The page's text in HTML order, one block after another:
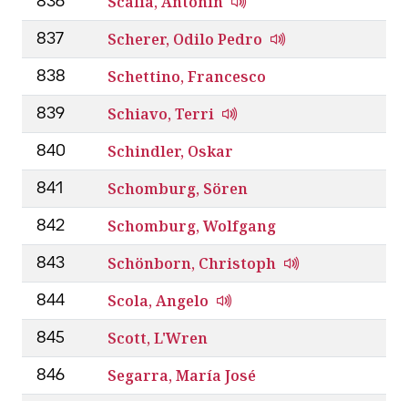
837 Scherer, Odilo Pedro
838 Schettino, Francesco
839 Schiavo, Terri
840 Schindler, Oskar
841 Schomburg, Sören
842 Schomburg, Wolfgang
843 Schönborn, Christoph
844 Scola, Angelo
845 Scott, L'Wren
846 Segarra, María José